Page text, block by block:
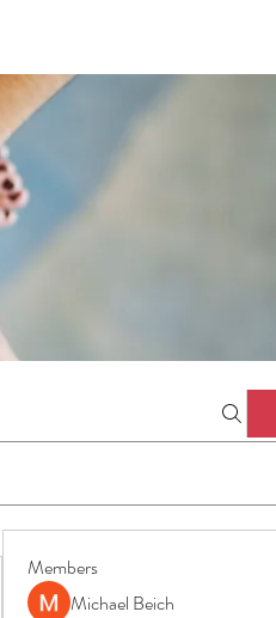
Members
Michael Beich